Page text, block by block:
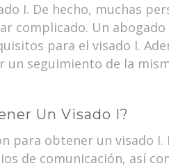
I. De hecho, muchas
complicado. Un abogado
para el visado I.
seguimiento de la
Un Visado I?
para obtener un visado
de comunicación, así